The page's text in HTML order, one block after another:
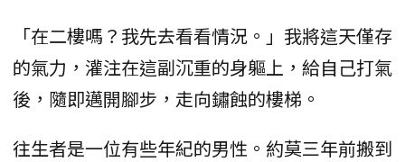
「在二樓嗎？我先去看看情況。」我將這天僅存
的氣力，灌注在這副沉重的身軀上，給自己打氣
後，隨即邁開腳步，走向鏽蝕的樓梯。
往生者是一位有些年紀的男性。約莫三年前搬到